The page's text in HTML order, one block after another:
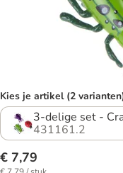
Kies je artikel (2
3-delige set -
431161.2
€ 7,79